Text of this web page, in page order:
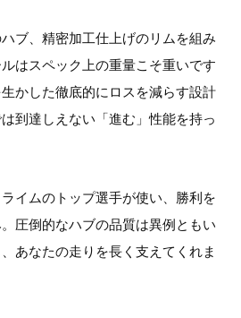
ブ、精密加工仕上げのリムを組み
はスペック上の重量こそ重いです
かした徹底的にロスを減らす設計
到達しえない「進む」性能を持っ
イムのトップ選手が使い、勝利を
圧倒的なハブの品質は異例ともい
あなたの走りを長く支えてくれま